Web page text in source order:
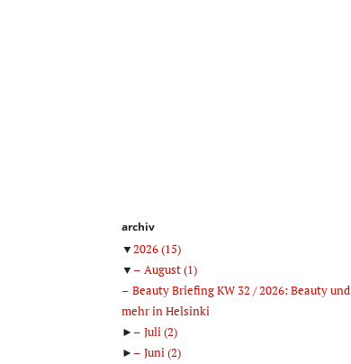
archiv
▼2026(15)
▼
August(1)
Beauty Briefing KW 32 / 2026: Beauty und
mehr in Helsinki
►
Juli(2)
►
Juni(2)